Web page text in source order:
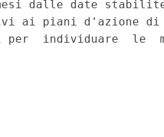
dalle date
ai piani d'azione di
individuare  le